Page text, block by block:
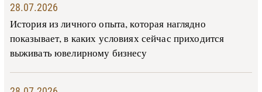
28.07.2026
История из личного опыта, которая наглядно
показывает, в каких условиях сейчас приходится
выживать ювелирному бизнесу